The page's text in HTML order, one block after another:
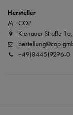
Hersteller
COP
Klenauer Straße
bestellung@cop-
+49(8445)9296-0